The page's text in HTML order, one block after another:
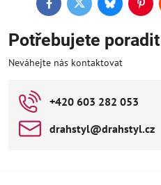
FacebookTwitterBluesky
Potřebujete
Neváhejte nás kontaktovat
+420 603 282 053
drahstyl​@drahstyl​.cz